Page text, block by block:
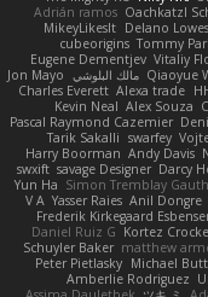
Adrián ramos Oachkatzl
MikeyLikesIt Delano Lowes
cubeorigins Tommy
Eugene Dementjev Vitaliy
Jon Mayo مالك البلوشي Qiaoyue
Charles Everett Alexa trade
Kevin Neal Alex Souza
Pascal Raymond Cazemier
Tarik Sakalli swarfey
Harry Boorman Andy Davis
swxift savage Designer Darcy
Yun Ha Simon Tremblay
V A Yasser Raies Anil Dongre
Frederik Kirkegaard
Daniel Ruiz G Kortez
Schuyler Baker matthew
Peter Pietlasky Michael
Amberlie Rodriguez